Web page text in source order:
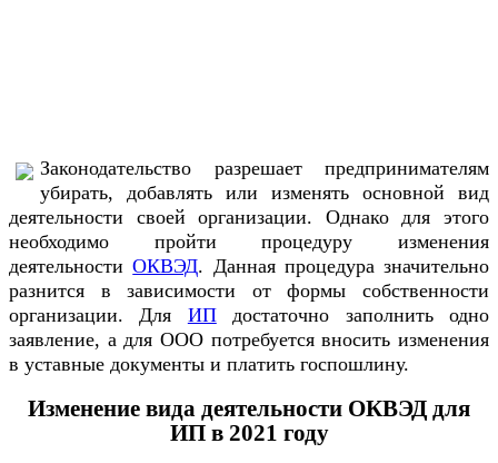
Законодательство разрешает предпринимателям
убирать, добавлять или изменять основной вид
деятельности своей организации. Однако для этого
необходимо пройти процедуру изменения
деятельностиОКВЭД. Данная процедура значительно
разнится в зависимости от формы собственности
организации. Для ИПдостаточно заполнить одно
заявление, а для ООО потребуется вносить изменения
в уставные документы и платить госпошлину.
Изменение вида деятельности ОКВЭД для
ИП в 2021 году